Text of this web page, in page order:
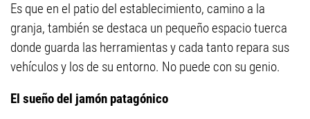
Es que en el patio del establecimiento, camino a la
granja, también se destaca un pequeño espacio tuerca
donde guarda las herramientas y cada tanto repara sus
vehículos y los de su entorno. No puede con su genio.
El sueño del jamón patagónico